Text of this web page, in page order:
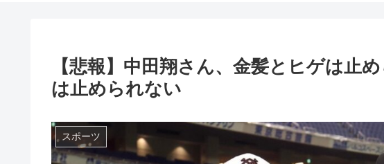
【悲報】中田翔さん、金髪とヒゲは止
は止められない
スポーツ